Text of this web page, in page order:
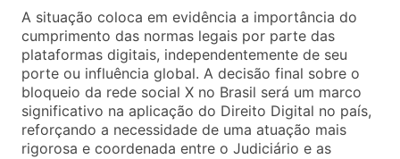
A situação coloca em evidência a importância do
cumprimento das normas legais por parte das
plataformas digitais, independentemente de seu
porte ou influência global. A decisão final sobre o
bloqueio da rede social X no Brasil será um marco
significativo na aplicação do Direito Digital no país,
reforçando a necessidade de uma atuação mais
rigorosa e coordenada entre o Judiciário e as